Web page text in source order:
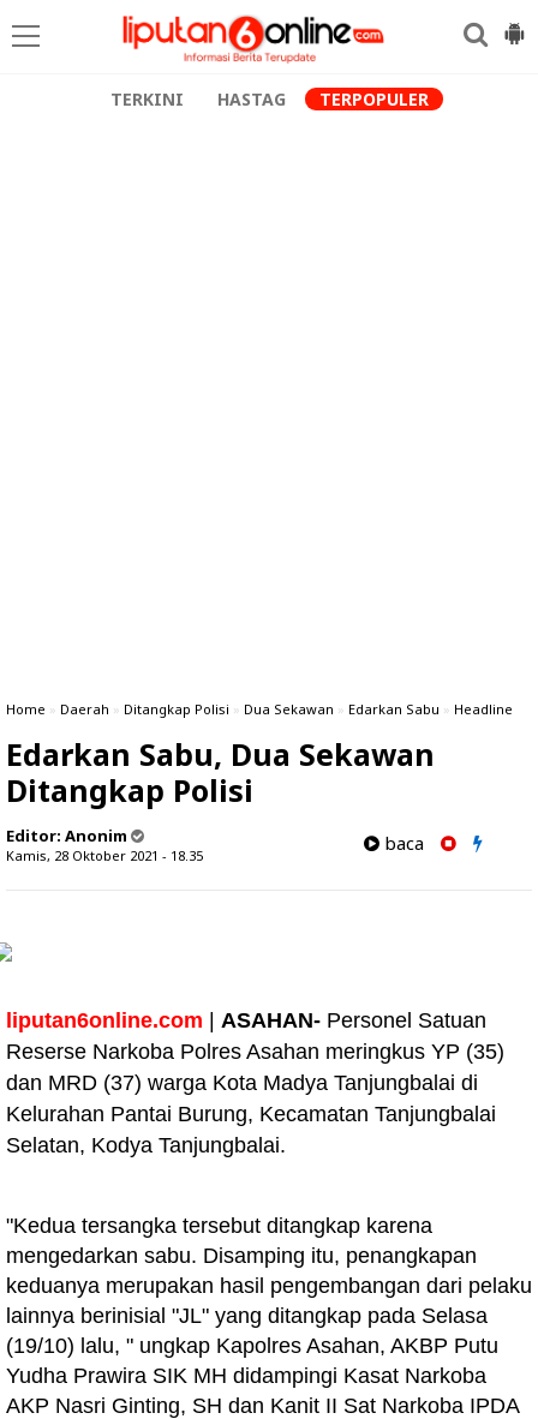
TERKINI HASTAG TERPOPULER
Home » Daerah » Ditangkap Polisi » Dua Sekawan » Edarkan Sabu » Headline
Edarkan Sabu, Dua Sekawan
Ditangkap Polisi
Editor: Anonim
Kamis, 28 Oktober 2021 - 18.35
baca
liputan6online.com ASAHAN- Personel Satuan
Reserse Narkoba Polres Asahan meringkus YP (35)
dan MRD (37) warga Kota Madya Tanjungbalai di
Kelurahan Pantai Burung, Kecamatan Tanjungbalai
Selatan, Kodya Tanjungbalai.
"Kedua tersangka tersebut ditangkap karena
mengedarkan sabu. Disamping itu, penangkapan
keduanya merupakan hasil pengembangan dari pelaku
lainnya berinisial "JL" yang ditangkap pada Selasa
(19/10) lalu, " ungkap Kapolres Asahan, AKBP Putu
Yudha Prawira SIK MH didampingi Kasat Narkoba
AKP Nasri Ginting, SH dan Kanit II Sat Narkoba IPDA